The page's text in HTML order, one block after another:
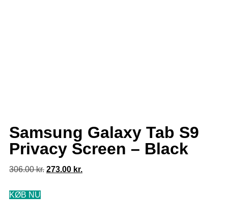
Samsung Galaxy Tab S9
Privacy Screen – Black
306.00kr. 273.00 kr.
KØB NU